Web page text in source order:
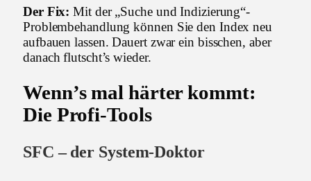
Der Fix: Mit der „Suche und Indizierung“-
Problembehandlung können Sie den Index neu
aufbauen lassen. Dauert zwar ein bisschen, aber
danach flutscht’s wieder.
Wenn’s mal härter kommt:
Die Profi-Tools
SFC – der System-Doktor